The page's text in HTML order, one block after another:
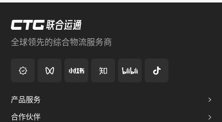
全球领先的综合物流服务商
产品服务
合作伙伴